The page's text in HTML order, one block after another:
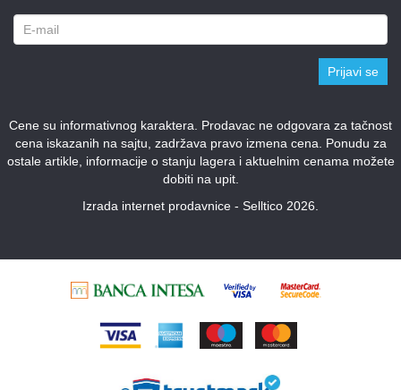
Prijavi se
Cene su informativnog karaktera. Prodavac ne odgovara za tačnost
cena iskazanih na sajtu, zadržava pravo izmena cena. Ponudu za
ostale artikle, informacije o stanju lagera i aktuelnim cenama možete
dobiti na upit.
Izrada internet prodavnice - Selltico 2026.